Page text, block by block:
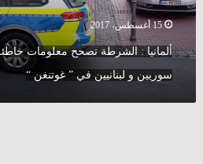
شجار
بين
سوريين
و
لبنانيين
”
15 أغسطس، 2017
ألمانيا : الشرطة تصحح معلومات
سوريين و لبنانيين في ” غوتنغن “